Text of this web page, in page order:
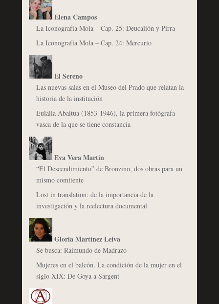
Elena Campos
La Iconografía Mola – Cap. 25: Deucalión y Pirra
La Iconografía Mola – Cap. 24: Mercurio
El Sereno
Las nuevas salas en el Museo del Prado que relatan la
historia de la institución
Eulalia Abaitua (1853-1946), la primera fotógrafa
vasca de la que se tiene constancia
Eva Vera Martín
“El Descendimiento” de Bronzino, dos obras para un
mismo comitente
Lost in translation: de la importancia de la
investigación y la reelectura documental
Gloria Martínez Leiva
Se busca: Raimundo de Madrazo
Mujeres en el balcón. La condición de la mujer en el
siglo XIX: De Goya a Sargent